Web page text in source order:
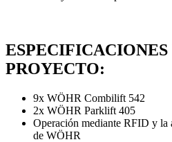
PROYECTO:
9x WÖHR Combilift 542
2x WÖHR Parklift 405
Operación mediante RFID y
de WÖHR